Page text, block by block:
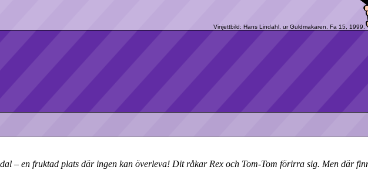
– en fruktad plats där ingen kan överleva! Dit råkar Rex och Tom-Tom förirra sig. Men där